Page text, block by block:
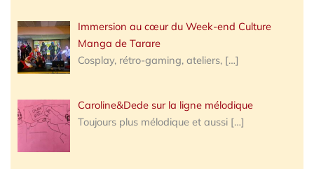
Immersion au cœur du Week-end Culture
Manga de Tarare
Cosplay, rétro-gaming, ateliers, […]
Caroline&Dede sur la ligne mélodique
Toujours plus mélodique et aussi […]